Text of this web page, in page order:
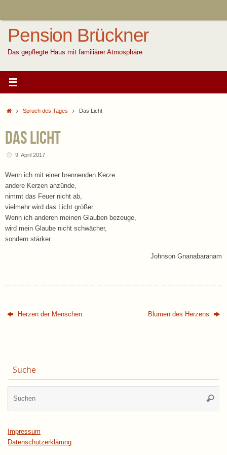
Pension Brückner
Das gepflegte Haus mit familiärer Atmosphäre
StartSpruch des Tages Das Licht
Das Licht
9. April 2017
Wenn ich mit einer brennenden Kerze
andere Kerzen anzünde,
nimmt das Feuer nicht ab,
vielmehr wird das Licht größer.
Wenn ich anderen meinen Glauben bezeuge,
wird mein Glaube nicht schwächer,
sondern stärker.
Johnson Gnanabaranam
Herzen der Menschen Blumen des Herzens
Suche
Impressum
Datenschutzerklärung